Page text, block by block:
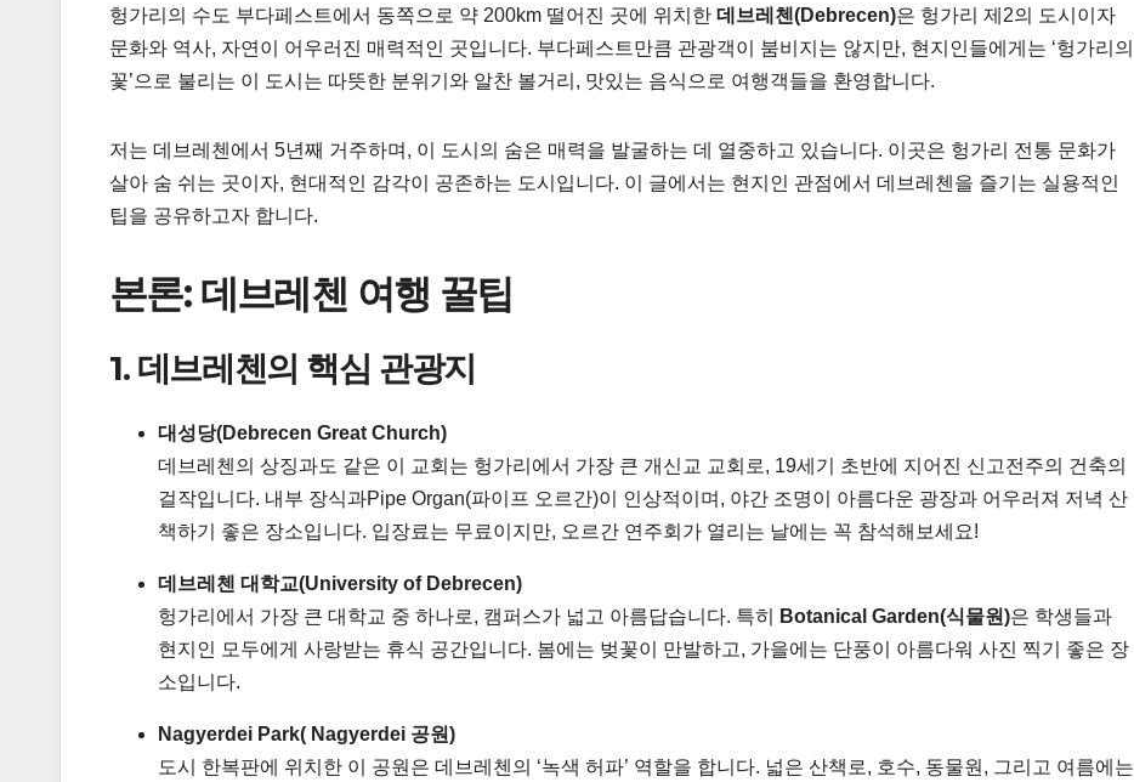
헝가리의 수도 부다페스트에서 동쪽으로 약 200km 떨어진 곳에 위치한 데브레첸(Debrecen)은 헝가리 제2의 도시이자
문화와 역사, 자연이 어우러진 매력적인 곳입니다. 부다페스트만큼 관광객이 붐비지는 않지만, 현지인들에게는 ‘헝가리의
꽃’으로 불리는 이 도시는 따뜻한 분위기와 알찬 볼거리, 맛있는 음식으로 여행객들을 환영합니다.
저는 데브레첸에서 5년째 거주하며, 이 도시의 숨은 매력을 발굴하는 데 열중하고 있습니다. 이곳은 헝가리 전통 문화가
살아 숨 쉬는 곳이자, 현대적인 감각이 공존하는 도시입니다. 이 글에서는 현지인 관점에서 데브레첸을 즐기는 실용적인
팁을 공유하고자 합니다.
본론: 데브레첸 여행 꿀팁
1. 데브레첸의 핵심 관광지
대성당(Debrecen Great Church)
데브레첸의 상징과도 같은 이 교회는 헝가리에서 가장 큰 개신교 교회로, 19세기 초반에 지어진 신고전주의 건축의
걸작입니다. 내부 장식과Pipe Organ(파이프 오르간)이 인상적이며, 야간 조명이 아름다운 광장과 어우러져 저녁 산
책하기 좋은 장소입니다. 입장료는 무료이지만, 오르간 연주회가 열리는 날에는 꼭 참석해보세요!
데브레첸 대학교(University of Debrecen)
헝가리에서 가장 큰 대학교 중 하나로, 캠퍼스가 넓고 아름답습니다. 특히
Botanical Garden(식물원)은 학생들과
현지인 모두에게 사랑받는 휴식 공간입니다. 봄에는 벚꽃이 만발하고, 가을에는 단풍이 아름다워 사진 찍기 좋은 장
소입니다.
Nagyerdei Park( Nagyerdei 공원)
도시 한복판에 위치한 이 공원은 데브레첸의 ‘녹색 허파’ 역할을 합니다. 넓은 산책로, 호수, 동물원, 그리고 여름에는